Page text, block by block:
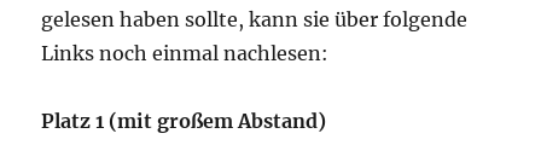
gelesen haben sollte, kann sie über folgende
Links noch einmal nachlesen:
Platz 1 (mit großem Abstand)